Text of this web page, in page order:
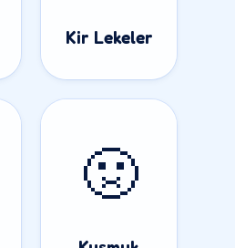
Kir Lekeler
🤢